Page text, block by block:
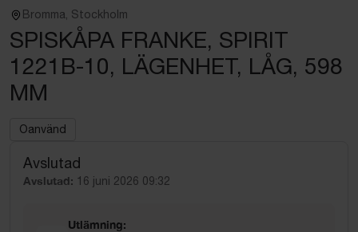
Bromma, Stockholm
SPISKÅPA FRANKE, SPIRIT
1221B-10, LÄGENHET, LÅG, 598
MM
Oanvänd
Avslutad
Avslutad: 16 juni 2026 09:32
Utlämning: